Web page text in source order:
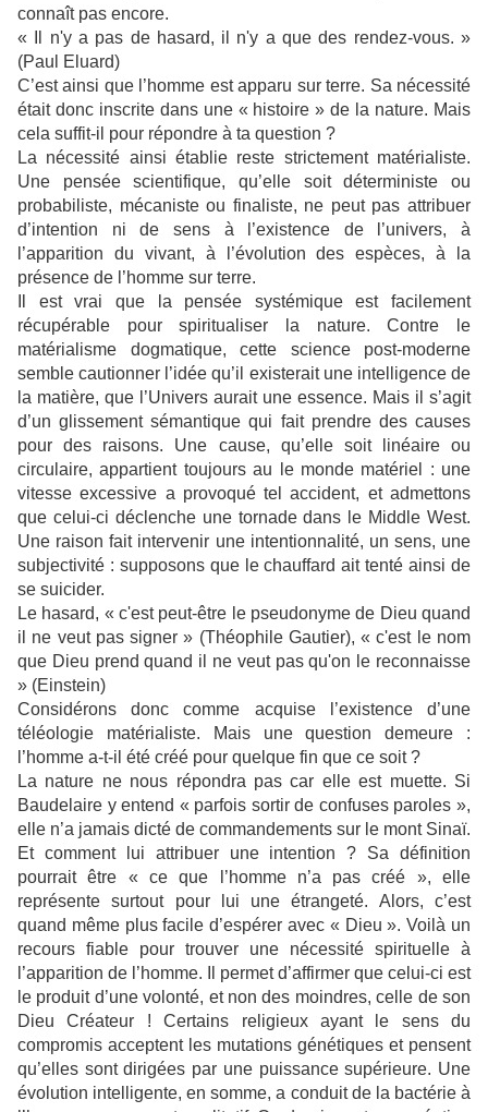
connaît pas encore.
« Il n'y a pas de hasard, il n'y a que des rendez-vous. »
(Paul Eluard)
C’est ainsi que l’homme est apparu sur terre. Sa nécessité
était donc inscrite dans une « histoire » de la nature. Mais
cela suffit-il pour répondre à ta question ?
La nécessité ainsi établie reste strictement matérialiste.
Une pensée scientifique, qu’elle soit déterministe ou
probabiliste, mécaniste ou finaliste, ne peut pas attribuer
d’intention ni de sens à l’existence de l’univers, à
l’apparition du vivant, à l’évolution des espèces, à la
présence de l’homme sur terre.
Il est vrai que la pensée systémique est facilement
récupérable pour spiritualiser la nature. Contre le
matérialisme dogmatique, cette science post-moderne
semble cautionner l’idée qu’il existerait une intelligence de
la matière, que l’Univers aurait une essence. Mais il s’agit
d’un glissement sémantique qui fait prendre des causes
pour des raisons. Une cause, qu’elle soit linéaire ou
circulaire, appartient toujours au le monde matériel : une
vitesse excessive a provoqué tel accident, et admettons
que celui-ci déclenche une tornade dans le Middle West.
Une raison fait intervenir une intentionnalité, un sens, une
subjectivité : supposons que le chauffard ait tenté ainsi de
se suicider.
Le hasard, « c'est peut-être le pseudonyme de Dieu quand
il ne veut pas signer » (Théophile Gautier), « c'est le nom
que Dieu prend quand il ne veut pas qu'on le reconnaisse
» (Einstein)
Considérons donc comme acquise l’existence d’une
téléologie matérialiste. Mais une question demeure :
l’homme a-t-il été créé pour quelque fin que ce soit ?
La nature ne nous répondra pas car elle est muette. Si
Baudelaire y entend « parfois sortir de confuses paroles »,
elle n’a jamais dicté de commandements sur le mont Sinaï.
Et comment lui attribuer une intention ? Sa définition
pourrait être « ce que l’homme n’a pas créé », elle
représente surtout pour lui une étrangeté. Alors, c’est
quand même plus facile d’espérer avec « Dieu ». Voilà un
recours fiable pour trouver une nécessité spirituelle à
l’apparition de l’homme. Il permet d’affirmer que celui-ci est
le produit d’une volonté, et non des moindres, celle de son
Dieu Créateur ! Certains religieux ayant le sens du
compromis acceptent les mutations génétiques et pensent
qu’elles sont dirigées par une puissance supérieure. Une
évolution intelligente, en somme, a conduit de la bactérie à